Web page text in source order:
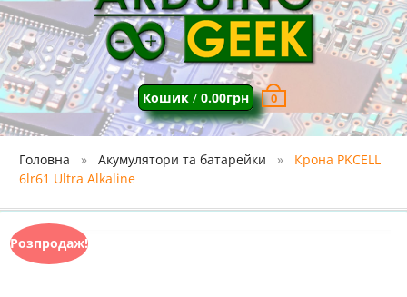
Кошик/ 0.00грн 0
Головна Акумулятори та батарейки
Крона PKCELL
6lr61 Ultra Alkaline
Розпродаж!